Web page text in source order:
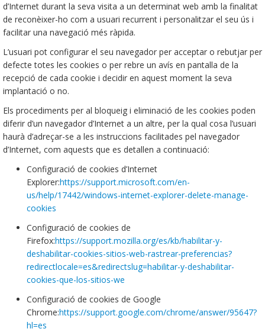
d’Internet durant la seva visita a un determinat web amb la finalitat
de reconèixer-ho com a usuari recurrent i personalitzar el seu ús i
facilitar una navegació més ràpida.
L’usuari pot configurar el seu navegador per acceptar o rebutjar per
defecte totes les cookies o per rebre un avís en pantalla de la
recepció de cada cookie i decidir en aquest moment la seva
implantació o no.
Els procediments per al bloqueig i eliminació de les cookies poden
diferir d’un navegador d’Internet a un altre, per la qual cosa l’usuari
haurà d’adreçar-se a les instruccions facilitades pel navegador
d’Internet, com aquests que es detallen a continuació:
Configuració de cookies d’Internet
Explorer:https://support.microsoft.com/en-
us/help/17442/windows-internet-explorer-delete-manage-
cookies
Configuració de cookies de
Firefox:https://support.mozilla.org/es/kb/habilitar-y-
deshabilitar-cookies-sitios-web-rastrear-preferencias?
redirectlocale=es&redirectslug=habilitar-y-deshabilitar-
cookies-que-los-sitios-we
Configuració de cookies de Google
Chrome:https://support.google.com/chrome/answer/95647?
hl=es